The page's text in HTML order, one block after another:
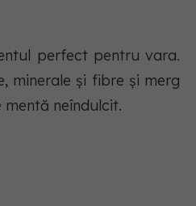
perfect pentru vara.
minerale și fibre și merg
mentă neîndulcit.